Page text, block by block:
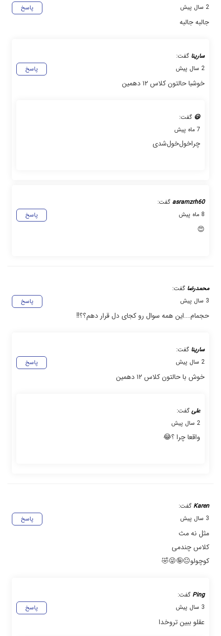
پاسخ
2 سال پیش
جالبه جالبه
سارینا گفت:
پاسخ
2 سال پیش
خوشبا حالتون کلاس ۱۲ دهمین
😃 گفت:
7 ماه پیش
چرا‌خول‌خول‌شدی
asramzrh60 گفت:
پاسخ
8 ماه پیش
😍
محمدرضا گفت:
پاسخ
3 سال پیش
حجمام….این همه سوال رو کجای دل قرار دهم؟؟!!
سارینا گفت:
پاسخ
2 سال پیش
خوش با حالتون کلاس ۱۲ دهمین
علی گفت:
2 سال پیش
واقعا چرا ؟😂
Karen گفت:
پاسخ
3 سال پیش
مثل نه مث
کلاس چندمی
کوچولو😐🤪😜🤣
Ping گفت:
پاسخ
3 سال پیش
عقلو ببین تروخدا